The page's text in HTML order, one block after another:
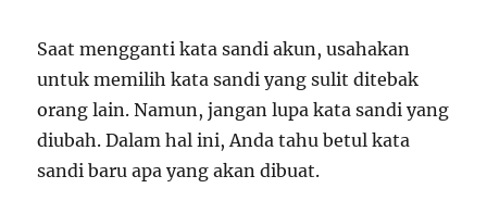
Saat mengganti kata sandi akun, usahakan
untuk memilih kata sandi yang sulit ditebak
orang lain. Namun, jangan lupa kata sandi yang
diubah. Dalam hal ini, Anda tahu betul kata
sandi baru apa yang akan dibuat.